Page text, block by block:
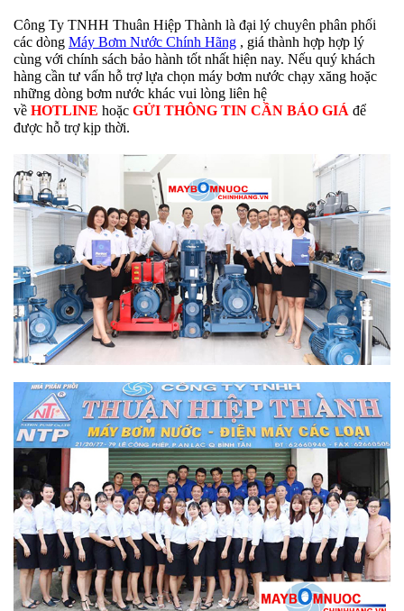
Công Ty TNHH Thuân Hiệp Thành là đại lý chuyên phân phối
các dòng Máy Bơm Nước Chính Hãng , giá thành hợp hợp lý
cùng với chính sách bảo hành tốt nhất hiện nay. Nếu quý khách
hàng cần tư vấn hỗ trợ lựa chọn máy bơm nước chạy xăng hoặc
những dòng bơm nước khác vui lòng liên hệ
về HOTLINE hoặc GỬI THÔNG TIN CẦN BÁO GIÁ để
được hỗ trợ kịp thời.